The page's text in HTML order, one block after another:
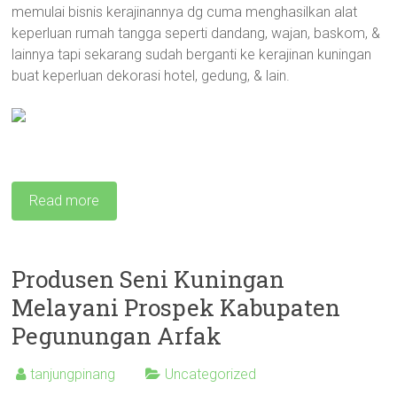
memulai bisnis kerajinannya dg cuma menghasilkan alat
keperluan rumah tangga seperti dandang, wajan, baskom, &
lainnya tapi sekarang sudah berganti ke kerajinan kuningan
buat keperluan dekorasi hotel, gedung, & lain.
Read more
Produsen Seni Kuningan
Melayani Prospek Kabupaten
Pegunungan Arfak
tanjungpinang Uncategorized